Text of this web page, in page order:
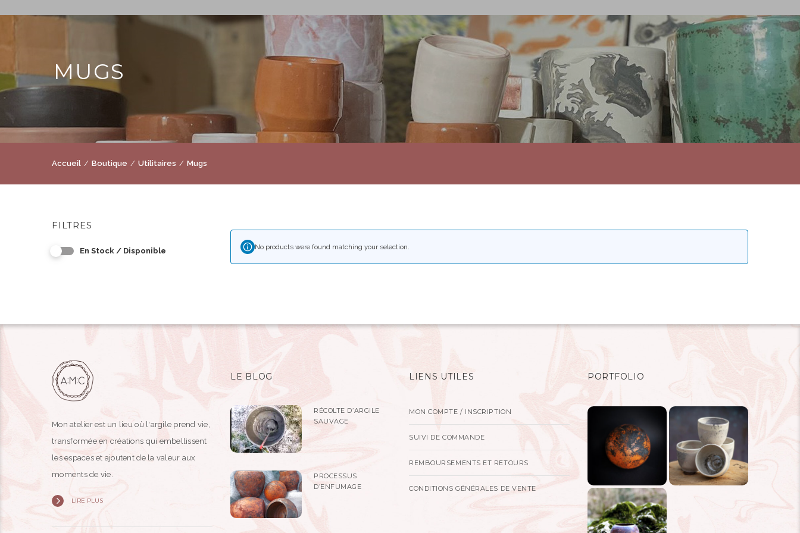
MUGS
Accueil Boutique Utilitaires Mugs
FILTRES
En Stock / Disponible No products were found matching your selection.
Mon atelier est un lieu où l'argile prend vie,
transformée en créations qui embellissent
les espaces et ajoutent de la valeur aux
moments de vie.
LIRE PLUS
LE BLOG
RÉCOLTE D’ARGILE
SAUVAGE
PROCESSUS
D’ENFUMAGE
LIENS UTILES
MON COMPTE / INSCRIPTION
SUIVI DE COMMANDE
REMBOURSEMENTS ET RETOURS
CONDITIONS GÉNÉRALES DE VENTE
PORTFOLIO